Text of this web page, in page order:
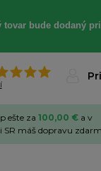
bude dodaný
ešte za 100,00 € a v
SR máš dopravu